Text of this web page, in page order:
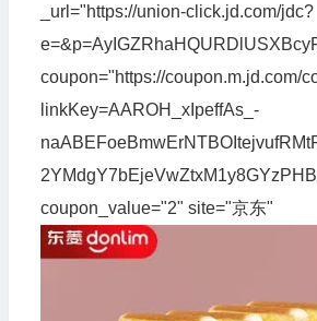
_url="https://union-click.jd.com/jdc?
coupon="https://coupon.m.jd.com/
linkKey=AAROH_xIpeffAs_-
coupon_value="2" site="京东"